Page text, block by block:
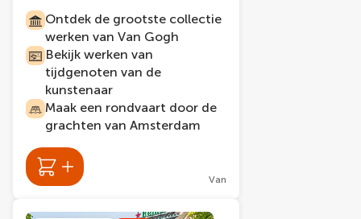
Ontdek de grootste collectie
werken van Van Gogh
Bekijk werken van
tijdgenoten van de
kunstenaar
Maak een rondvaart door de
grachten van Amsterdam
Van